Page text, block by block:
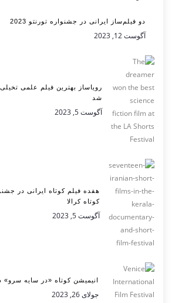
دو فیلم‌ساز ایرانی در جشنواره تورنتو 2023
آگوست 12, 2023
شد
آگوست 5, 2023
هفده فیلم کوتاه ایرانی در
کوتاه کرالا
آگوست 5, 2023
انیمیشن کوتاه «در سایه سرو» در
جولای 26, 2023